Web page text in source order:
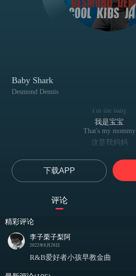
Baby Shark
Desmond Dennis
I'm the baby
我是宝宝
That's my mommy
这是我妈妈
这是我爸爸
We're all sharks
我们都是鲨鱼
And we're all sharks
下载APP
评论
精彩评论
李子栗子梨阿
2022年6月26日
R&B爱好者小孩早教金曲